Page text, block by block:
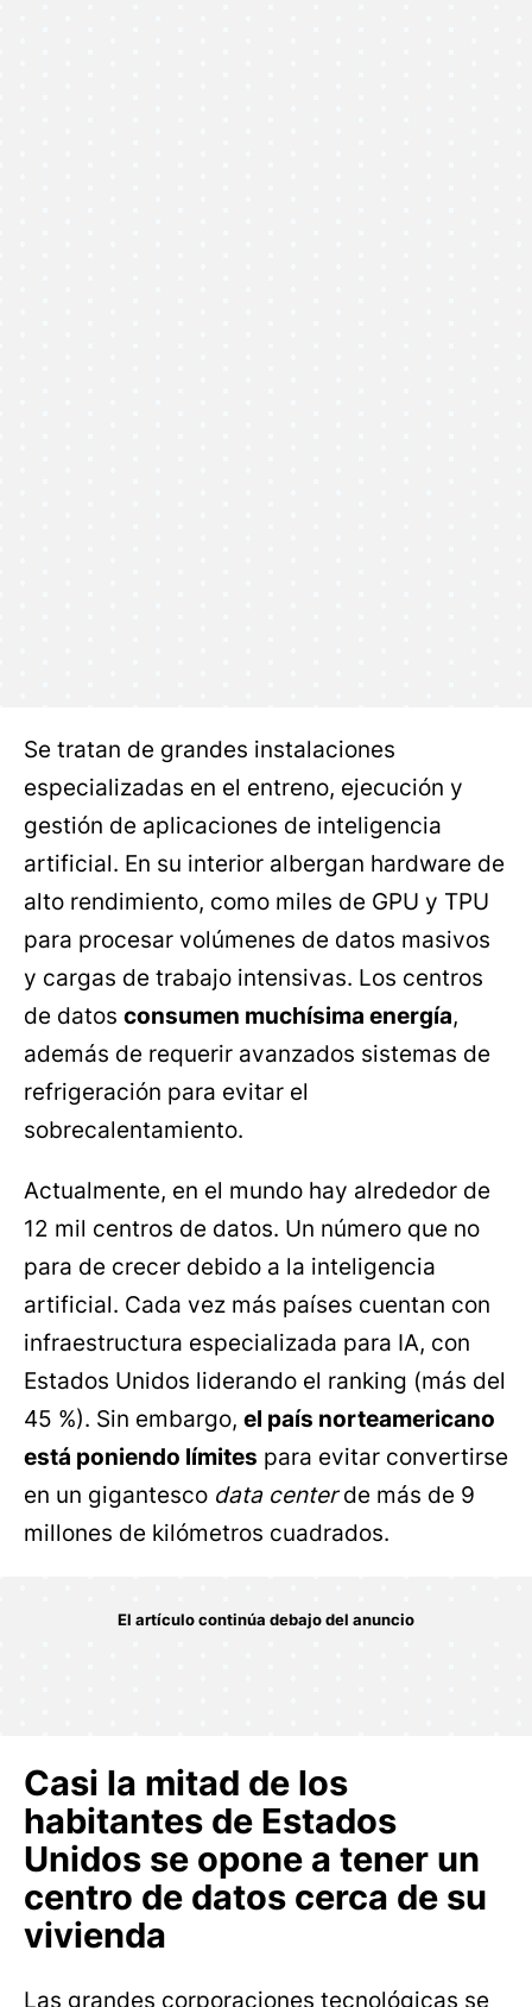
Se tratan de grandes instalaciones
especializadas en el entreno, ejecución y
gestión de aplicaciones de inteligencia
artificial. En su interior albergan hardware de
alto rendimiento, como miles de GPU y TPU
para procesar volúmenes de datos masivos
y cargas de trabajo intensivas. Los centros
de datos consumen muchísima energía,
además de requerir avanzados sistemas de
refrigeración para evitar el
sobrecalentamiento.
Actualmente, en el mundo hay alrededor de
12 mil centros de datos. Un número que no
para de crecer debido a la inteligencia
artificial. Cada vez más países cuentan con
infraestructura especializada para IA, con
Estados Unidos liderando el ranking (más del
45 %). Sin embargo, el país norteamericano
está poniendo límites para evitar convertirse
en un gigantesco data centerde más de 9
millones de kilómetros cuadrados.
Casi la mitad de los
habitantes de Estados
Unidos se opone a tener un
centro de datos cerca de su
vivienda
Las grandes corporaciones tecnológicas se